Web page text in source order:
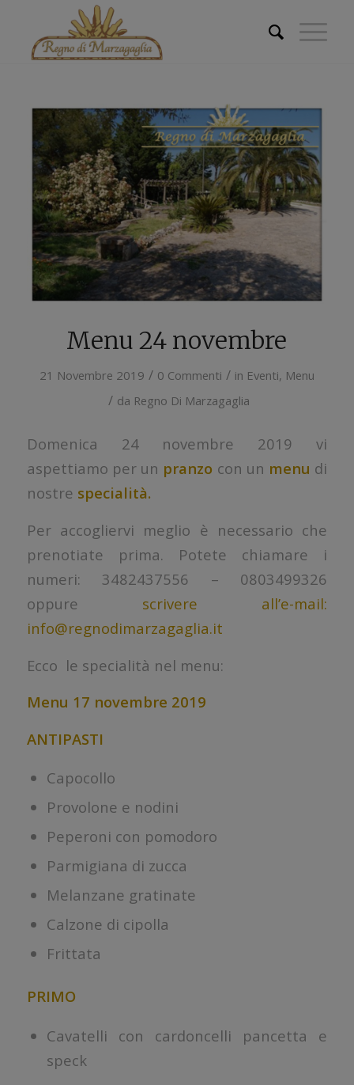
Menu 24 novembre
21 Novembre 2019 / 0 Commenti / in Eventi, Menu
/ da Regno Di Marzagaglia
Domenica 24 novembre 2019 vi
aspettiamo per un pranzo con un menu di
nostre specialità.
Per accogliervi meglio è necessario che
prenotiate prima. Potete chiamare i
numeri: 3482437556 – 0803499326
oppure scrivere all’e-mail:
info@regnodimarzagaglia.it
Ecco le specialità nel menu:
Menu 17 novembre 2019
ANTIPASTI
Capocollo
Provolone e nodini
Peperoni con pomodoro
Parmigiana di zucca
Melanzane gratinate
Calzone di cipolla
Frittata
PRIMO
Cavatelli con cardoncelli pancetta e
speck